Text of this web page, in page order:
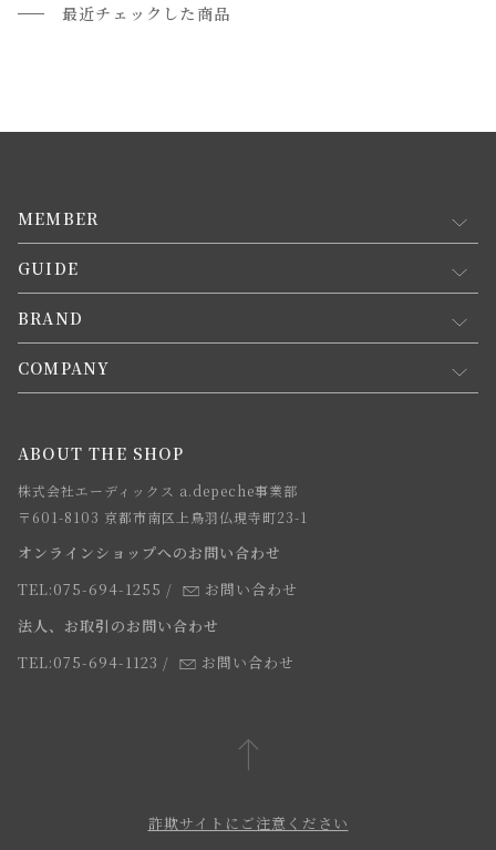
最近チェックした商品
MEMBER
マイページ
新規会員登録
会員規約について
GUIDE
お買い物ガイド
会員登録について
お支払方法について
お届けについて
よくあるご質問
BRAND
コンセプト
webカタログ
COMPANY
店舗一覧
求人情報
法人のお客様
スタッフ
ABOUT THE SHOP
株式会社エーディックス a.depeche事業部
〒601-8103 京都市南区上鳥羽仏現寺町23-1
オンラインショップへのお問い合わせ
TEL:075-694-1255 /
お問い合わせ
法人、お取引のお問い合わせ
TEL:075-694-1123 / お問い合わせ
詐欺サイトにご注意ください